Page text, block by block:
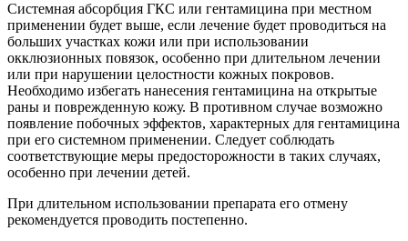
Системная абсорбция ГКС или гентамицина при местном
применении будет выше, если лечение будет проводиться на
больших участках кожи или при использовании
окклюзионных повязок, особенно при длительном лечении
или при нарушении целостности кожных покровов.
Необходимо избегать нанесения гентамицина на открытые
раны и поврежденную кожу. В противном случае возможно
появление побочных эффектов, характерных для гентамицина
при его системном применении. Следует соблюдать
соответствующие меры предосторожности в таких случаях,
особенно при лечении детей.
При длительном использовании препарата его отмену
рекомендуется проводить постепенно.